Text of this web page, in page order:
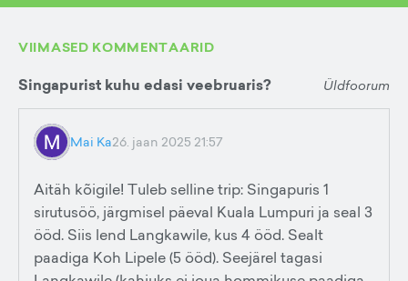
VIIMASED KOMMENTAARID
Singapurist kuhu edasi veebruaris? Üldfoorum
Mai Ka26. jaan 2025 21:57
Aitäh kõigile! Tuleb selline trip: Singapuris 1
sirutusöö, järgmisel päeval Kuala Lumpuri ja seal 3
ööd. Siis lend Langkawile, kus 4 ööd. Sealt
paadiga Koh Lipele (5 ööd). Seejärel tagasi